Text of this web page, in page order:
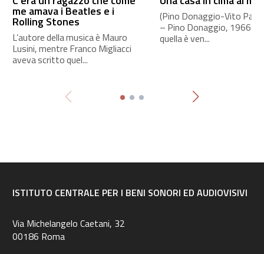
me amava i Beatles e i
Rolling Stones
L’autore della musica è Mauro
Lusini, mentre Franco Migliacci
aveva scritto quel...
(Pino Donaggio-Vito
– Pino Donaggio, 1966
quella è ven...
ISTITUTO CENTRALE PER I BENI SONORI ED AUDIOVISIVI
Via Michelangelo Caetani, 32
00186 Roma